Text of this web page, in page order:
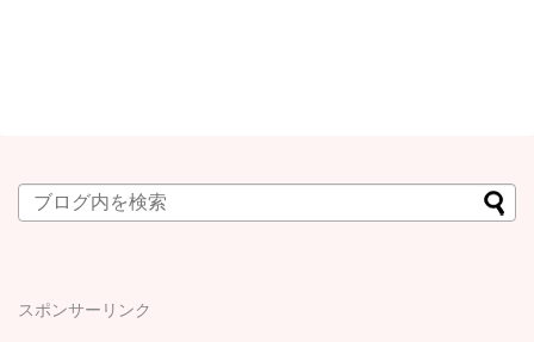
スポンサーリンク